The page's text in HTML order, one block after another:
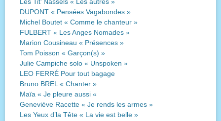
DUPONT « Pensées Vagabondes »
Michel Boutet « Comme le chanteur »
FULBERT « Les Anges Nomades »
Marion Cousineau « Présences »
Tom Poisson « Garçon(s) »
Julie Campiche solo « Unspoken »
LEO FERRÉ Pour tout bagage
Bruno BREL « Chanter »
Maïa « Je pleure aussi «
Geneviève Racette « Je rends les armes »
Les Yeux d’la Tête « La vie est belle »